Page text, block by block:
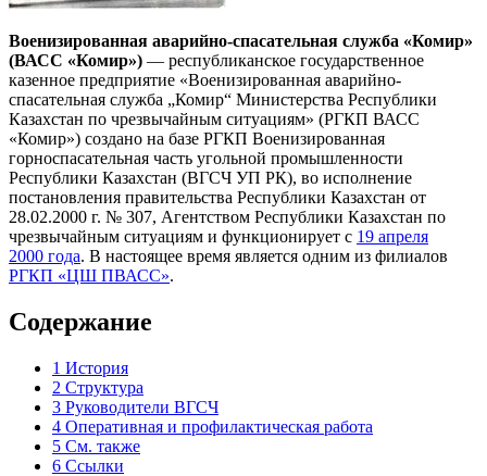
Военизированная аварийно-спасательная служба «Комир»
(ВАСС «Комир») — республиканское государственное
казенное предприятие «Военизированная аварийно-
спасательная служба „Комир“ Министерства Республики
Казахстан по чрезвычайным ситуациям» (РГКП ВАСС
«Комир») создано на базе РГКП Военизированная
горноспасательная часть угольной промышленности
Республики Казахстан (ВГСЧ УП РК), во исполнение
постановления правительства Республики Казахстан от
28.02.2000 г. № 307, Агентством Республики Казахстан по
чрезвычайным ситуациям и функционирует с 19 апреля
2000 года. В настоящее время является одним из филиалов
РГКП «ЦШ ПВАСС».
Содержание
1 История
2 Структура
3 Руководители ВГСЧ
4 Оперативная и профилактическая работа
5 См. также
6 Ссылки